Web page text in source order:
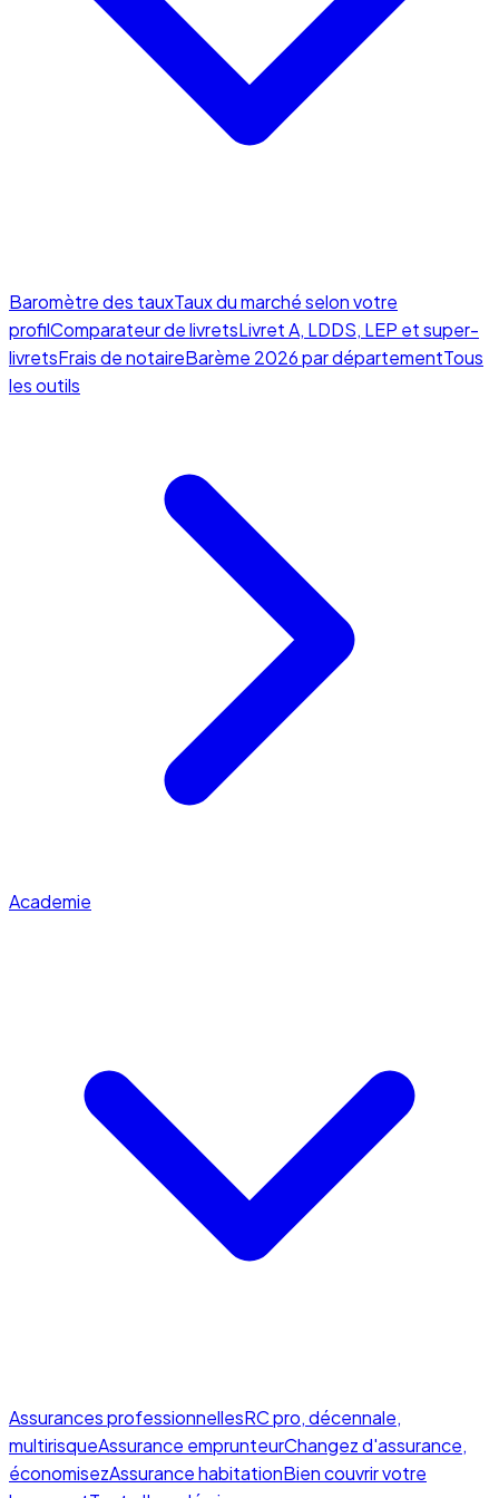
Baromètre des tauxTaux du marché selon votre
profilComparateur de livretsLivret A, LDDS, LEP et super-
livretsFrais de notaireBarème 2026 par départementTous
les outils
Academie
Assurances professionnellesRC pro, décennale,
multirisqueAssurance emprunteurChangez d'assurance,
économisezAssurance habitationBien couvrir votre